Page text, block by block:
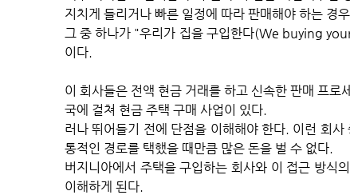
지치게 들리거나 빠른 일정에 따라 판매해야 하는 경
그 중 하나가 "우리가 집을 구입한다(We buying
이다.
이 회사들은 전액 현금 거래를 하고 신속한 판매 프
국에 걸쳐 현금 주택 구매 사업이 있다.
러나 뛰어들기 전에 단점을 이해해야 한다. 이런 회
통적인 경로를 택했을 때만큼 많은 돈을 벌 수 없다.
버지니아에서 주택을 구입하는 회사와 이 접근 방식
이해하게 된다.